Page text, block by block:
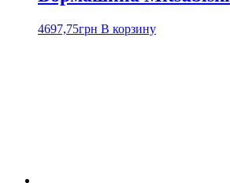
4697,75грн В корзину